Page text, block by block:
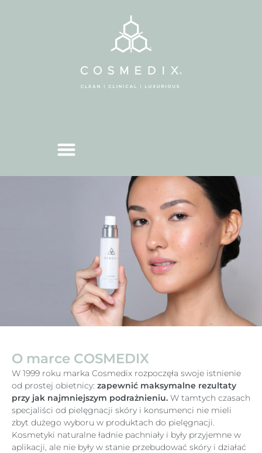
O marce COSMEDIX
W 1999 roku marka Cosmedix rozpoczęła swoje istnienie
od prostej obietnicy: zapewnić maksymalne rezultaty
przy jak najmniejszym podrażnieniu. W tamtych czasach
specjaliści od pielęgnacji skóry i konsumenci nie mieli
zbyt dużego wyboru w produktach do pielęgnacji.
Kosmetyki naturalne ładnie pachniały i były przyjemne w
aplikacji, ale nie były w stanie przebudować skóry i działać